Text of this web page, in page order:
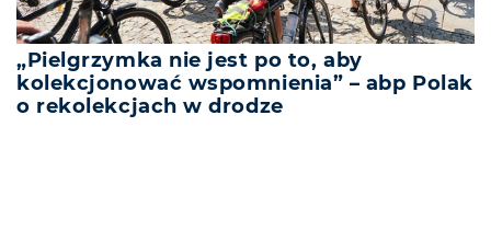
„Pielgrzymka nie jest po to, aby
kolekcjonować wspomnienia” – abp Polak
o rekolekcjach w drodze